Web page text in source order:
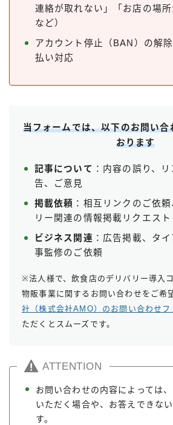
連絡が取れない」「お店の場所
など）
アカウント停止（BAN）の解
払い対応
当フォームでは、以下のお問い
おります
記事について ：内容の誤り、
告、ご意見
掲載依頼 ：相互リンクのご依
リー関連の情報掲載リクエスト
ビジネス関連 ：広告掲載、タ
事監修のご依頼
※法人様で、飲食店のデリバリー導入
物販事業に関するお問い合わせをご希
社（株式会社AMO）のお問い合わせフ
ただくとスムーズです。
ATTENTION
お問い合わせの内容によっては
いただく場合や、お答えできな
す。